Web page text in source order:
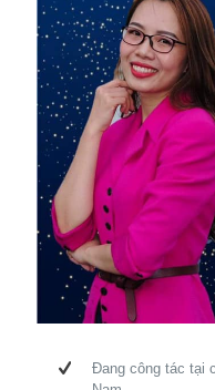
Đang công tác tại